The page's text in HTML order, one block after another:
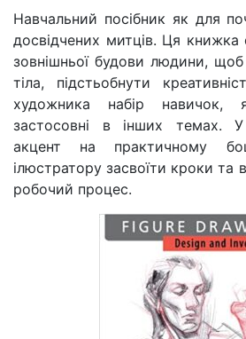
Навчальний посібник як для
досвідчених митців. Ця книжка
зовнішньої будови людини,
тіла, підстьобнути
художника набір навичок,
застосовні в інших темах.
акцент на практичному
ілюстратору засвоїти кроки та
робочий процес.